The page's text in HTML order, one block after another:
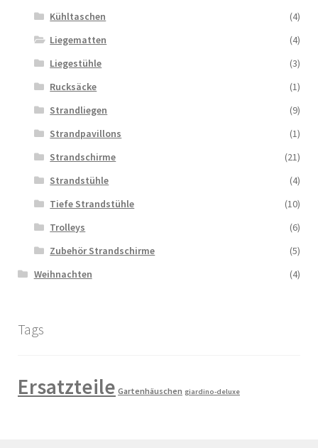
Kühltaschen
(4)
Liegematten
(4)
Liegestühle
(3)
Rucksäcke
(1)
Strandliegen
(9)
Strandpavillons
(1)
Strandschirme
(21)
Strandstühle
(4)
Tiefe Strandstühle
(10)
Trolleys
(6)
Zubehör Strandschirme
(5)
Weihnachten
(4)
Tags
Ersatzteile Gartenhäuschen giardino-deluxe